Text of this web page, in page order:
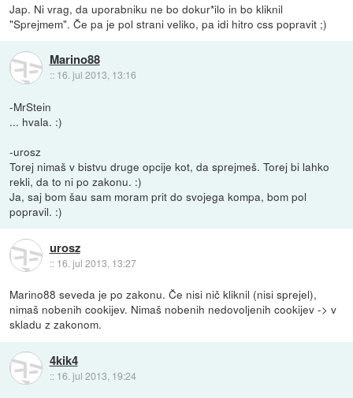
Jap. Ni vrag, da uporabniku ne bo dokur*ilo in bo kliknil
"Sprejmem". Če pa je pol strani veliko, pa idi hitro css popravit ;)
Marino88
:: 16. jul 2013, 13:16
-MrStein
... hvala. :)
-urosz
Torej nimaš v bistvu druge opcije kot, da sprejmeš. Torej bi lahko
rekli, da to ni po zakonu. :)
Ja, saj bom šau sam moram prit do svojega kompa, bom pol
popravil. :)
urosz
:: 16. jul 2013, 13:27
Marino88 seveda je po zakonu. Če nisi nič kliknil (nisi sprejel),
nimaš nobenih cookijev. Nimaš nobenih nedovoljenih cookijev -> v
skladu z zakonom.
4kik4
:: 16. jul 2013, 19:24